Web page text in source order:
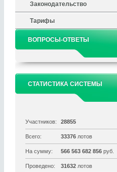
Законодательство
Тарифы
ВОПРОСЫ-ОТВЕТЫ
СТАТИСТИКА СИСТЕМЫ
Участников: 28855
Всего: 33376 лотов
На сумму: 566 563 682 856 руб.
Проведено: 31632 лотов